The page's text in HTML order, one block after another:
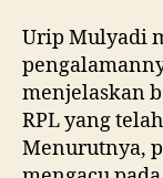
Urip Mulyadi
menjelaskan
RPL yang
Menurutnya,